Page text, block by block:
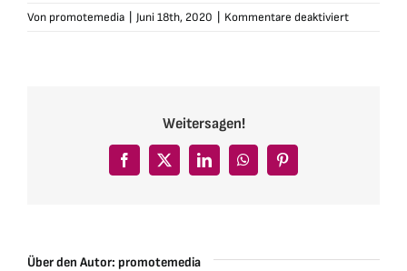
Von promotemedia Juni 18th, 2020 Kommentare deaktiviertfür
Weitersagen!
Facebook
X LinkedInWhatsAppPinterest
Über den Autor: promotemedia